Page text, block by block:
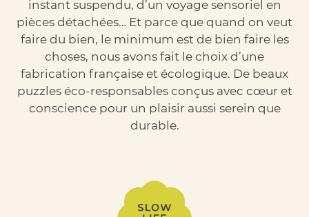
instant suspendu, d’un voyage sensoriel en
pièces détachées… Et parce que quand on veut
faire du bien, le minimum est de bien faire les
choses, nous avons fait le choix d’une
fabrication française et écologique. De beaux
puzzles éco-responsables conçus avec cœur et
conscience pour un plaisir aussi serein que
durable.